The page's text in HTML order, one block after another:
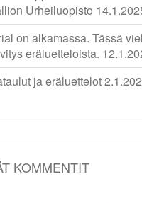
Urheiluopisto
on alkamassa. Tässä
eräluetteloista.
ja eräluettelot
KOMMENTIT